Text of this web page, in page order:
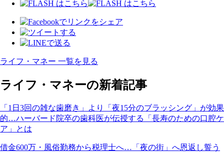
ライフ・マネー 一覧を見る
ライフ・マネーの新着記事
「1日3回の雑な歯磨き」より「夜15分のブラッシング」が効果
的…ハーバード院卒の歯科医が伝授する「長寿のための口腔ケ
ア」とは
借金600万・風俗勤務から税理士へ…「夜の街」へ恩返し誓う